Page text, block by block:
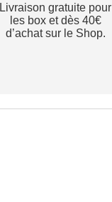
Livraison gratuite pour
les box et dès 40€
d’achat sur le Shop.